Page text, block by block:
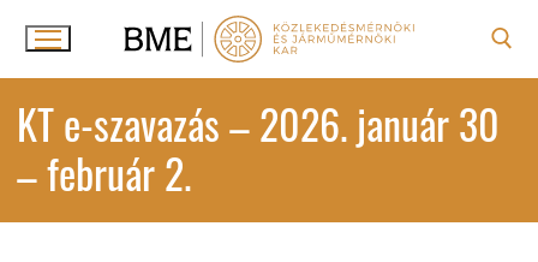
KT e-szavazás – 2026. január 30
– február 2.